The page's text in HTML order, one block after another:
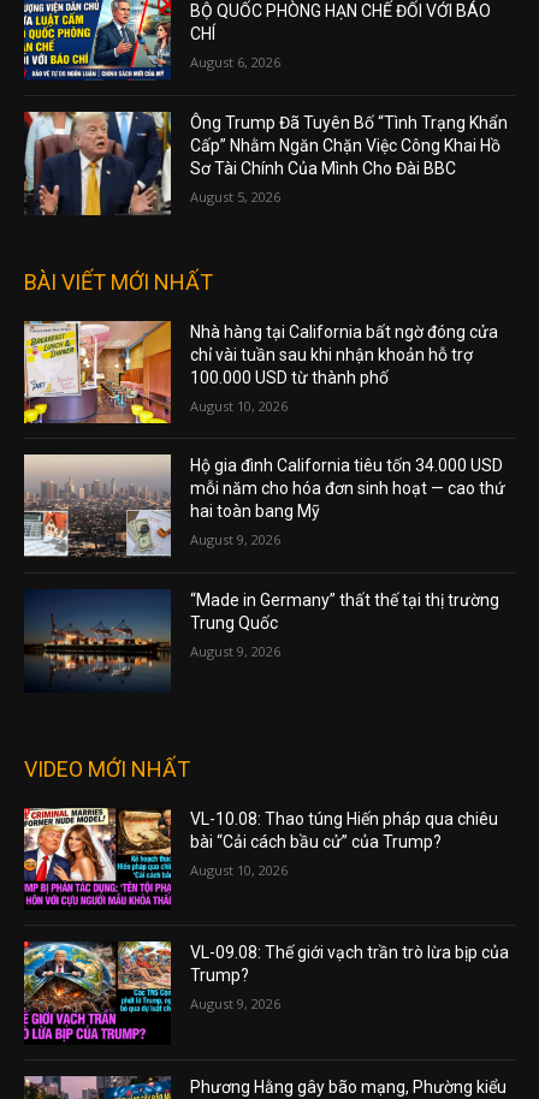
BỘ QUỐC PHÒNG HẠN CHẾ ĐỐI VỚI BÁO
CHÍ
August 6, 2026
Ông Trump Đã Tuyên Bố “Tình Trạng Khẩn
Cấp” Nhằm Ngăn Chặn Việc Công Khai Hồ
Sơ Tài Chính Của Mình Cho Đài BBC
August 5, 2026
BÀI VIẾT MỚI NHẤT
Nhà hàng tại California bất ngờ đóng cửa
chỉ vài tuần sau khi nhận khoản hỗ trợ
100.000 USD từ thành phố
August 10, 2026
Hộ gia đình California tiêu tốn 34.000 USD
mỗi năm cho hóa đơn sinh hoạt — cao thứ
hai toàn bang Mỹ
August 9, 2026
“Made in Germany” thất thế tại thị trường
Trung Quốc
August 9, 2026
VIDEO MỚI NHẤT
VL-10.08: Thao túng Hiến pháp qua chiêu
bài “Cải cách bầu cử” của Trump?
August 10, 2026
VL-09.08: Thế giới vạch trần trò lừa bịp của
Trump?
August 9, 2026
Phương Hằng gây bão mạng, Phường kiểu